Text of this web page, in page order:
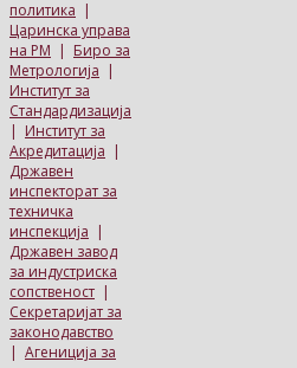
политика |
Царинска управа
на РМ | Биро за
Метрологија |
Институт за
Стандардизација
| Институт за
Акредитација |
Државен
инспекторат за
техничка
инспекција |
Државен завод
за индустриска
сопственост |
Секретаријат за
законодавство
| Агениција за